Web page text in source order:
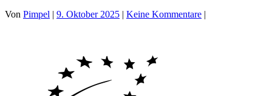
Von Pimpel | 9. Oktober 2025 | Keine Kommentare |